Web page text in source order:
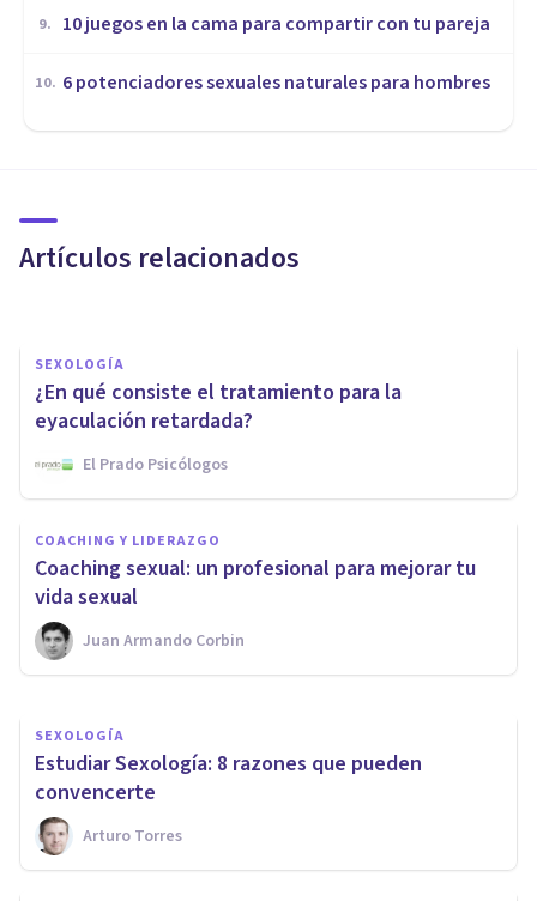
9. 10 juegos en la cama para compartir con tu pareja
10. ​6 potenciadores sexuales naturales para hombres
Artículos relacionados
Anorgasmia femenina
orgasmo): causas y
tratamiento
SEXOLOGÍA
¿En qué consiste el tratamiento para la
eyaculación retardada?
El Prado Psicólogos
COACHING Y LIDERAZGO
Coaching sexual: un profesional para mejorar tu
vida sexual
Juan Armando Corbin
Las causas psicológicas de la
disfunción eréctil
Xud Zubieta-Méndez
SEXOLOGÍA
​Estudiar Sexología: 8 razones que pueden
convencerte
Arturo Torres